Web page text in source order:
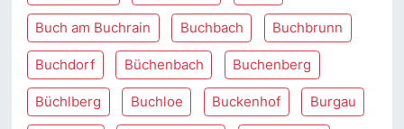
Buch am Buchrain Buchbach Buchbrunn
Buchdorf Büchenbach Buchenberg
Büchlberg Buchloe Buckenhof Burgau